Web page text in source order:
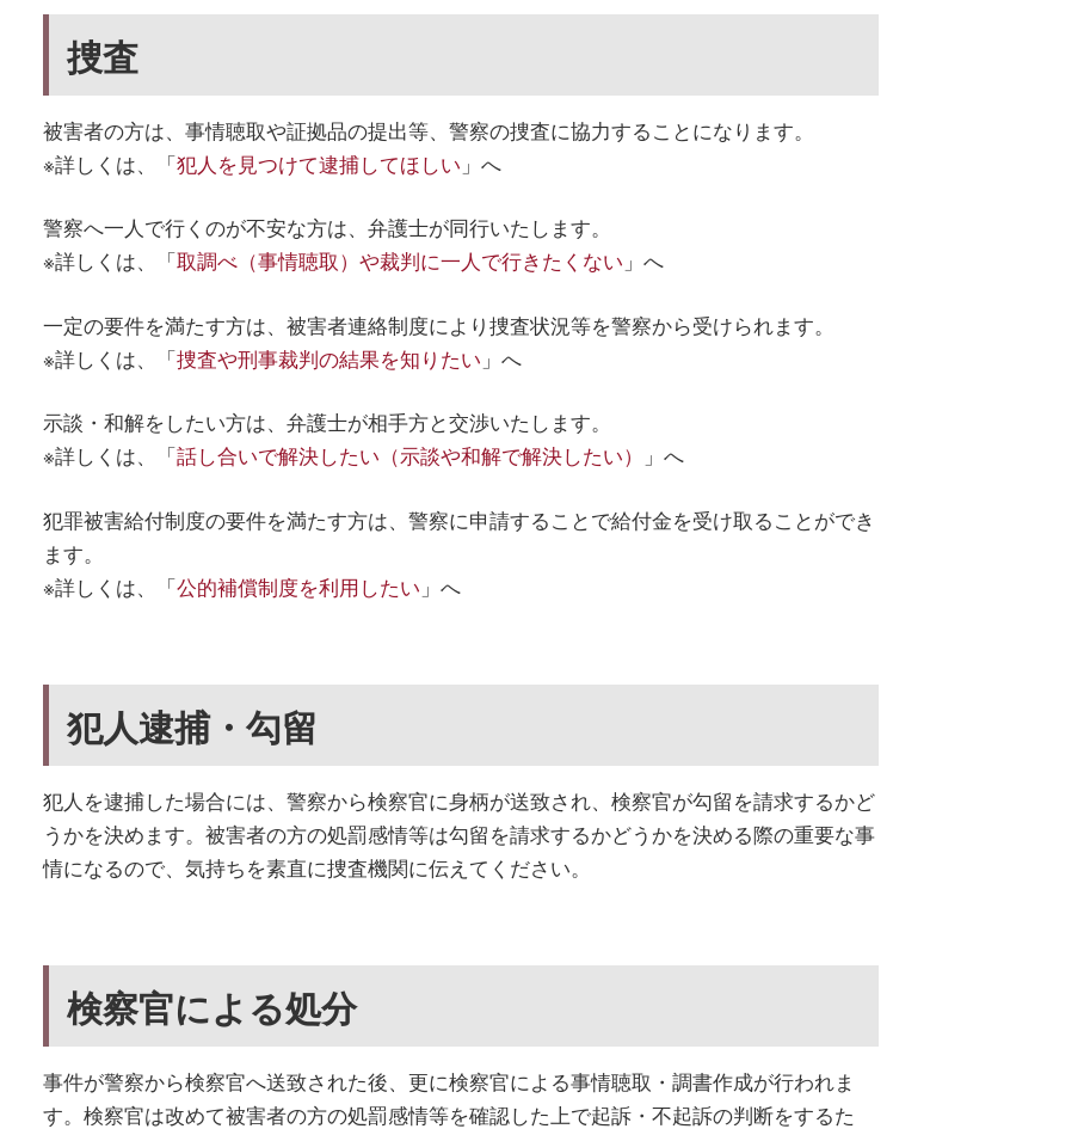
捜査
被害者の方は、事情聴取や証拠品の提出等、警察の捜査に協力することになります。
※詳しくは、「犯人を見つけて逮捕してほしい 」へ
警察へ一人で行くのが不安な方は、弁護士が同行いたします。
※詳しくは、「取調べ（事情聴取）や裁判に一人で行きたくない 」へ
一定の要件を満たす方は、被害者連絡制度により捜査状況等を警察から受けられます。
※詳しくは、「捜査や刑事裁判の結果を知りたい 」へ
示談・和解をしたい方は、弁護士が相手方と交渉いたします。
※詳しくは、「話し合いで解決したい（示談や和解で解決したい） 」へ
犯罪被害給付制度の要件を満たす方は、警察に申請することで給付金を受け取ることができ
ます。
※詳しくは、「公的補償制度を利用したい 」へ
犯人逮捕・勾留
犯人を逮捕した場合には、警察から検察官に身柄が送致され、検察官が勾留を請求するかど
うかを決めます。被害者の方の処罰感情等は勾留を請求するかどうかを決める際の重要な事
情になるので、気持ちを素直に捜査機関に伝えてください。
検察官による処分
事件が警察から検察官へ送致された後、更に検察官による事情聴取・調書作成が行われま
す。検察官は改めて被害者の方の処罰感情等を確認した上で起訴・不起訴の判断をするた